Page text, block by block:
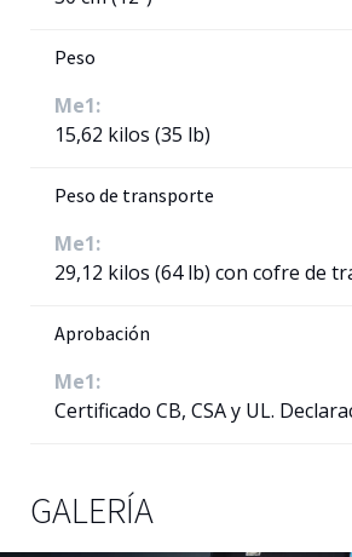
Peso
Me1:
15,62 kilos (35 lb)
Peso de transporte
Me1:
29,12 kilos (64 lb) con cofre de
Aprobación
Me1:
Certificado CB, CSA y UL.
GALERÍA